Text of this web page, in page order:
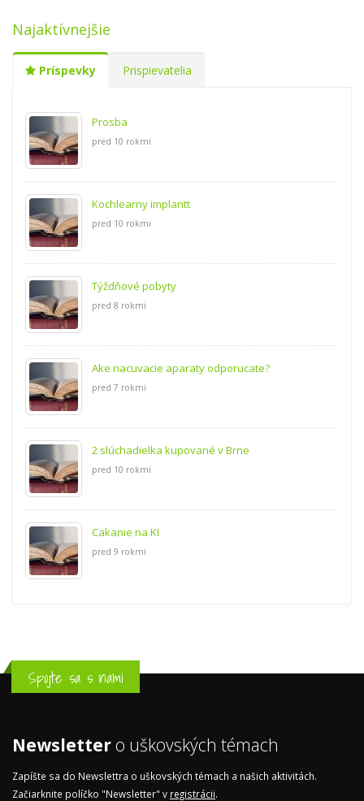
Najaktívnejšie
Príspevky Prispievatelia
Prosba
pred 10 rokmi
Kochlearny implantt
pred 10 rokmi
Týždňové pobyty
pred 8 rokmi
Ake nacuvacie aparaty odporucate?
pred 7 rokmi
2 slúchadielka kupované v Brne
pred 10 rokmi
Cakanie na KI
pred 9 rokmi
Spojte sa s nami
Newsletter o uškovských témach
Zapíšte sa do Newslettra o uškovských témach a našich aktivitách.
Začiarknite políčko "Newsletter" v registrácii.